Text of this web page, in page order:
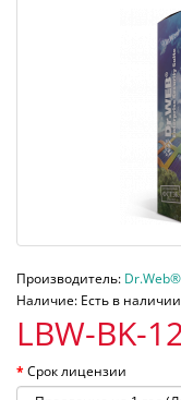
Производитель: Dr.Web®
Наличие: Есть в наличии
LBW-BK-
Срок лицензии